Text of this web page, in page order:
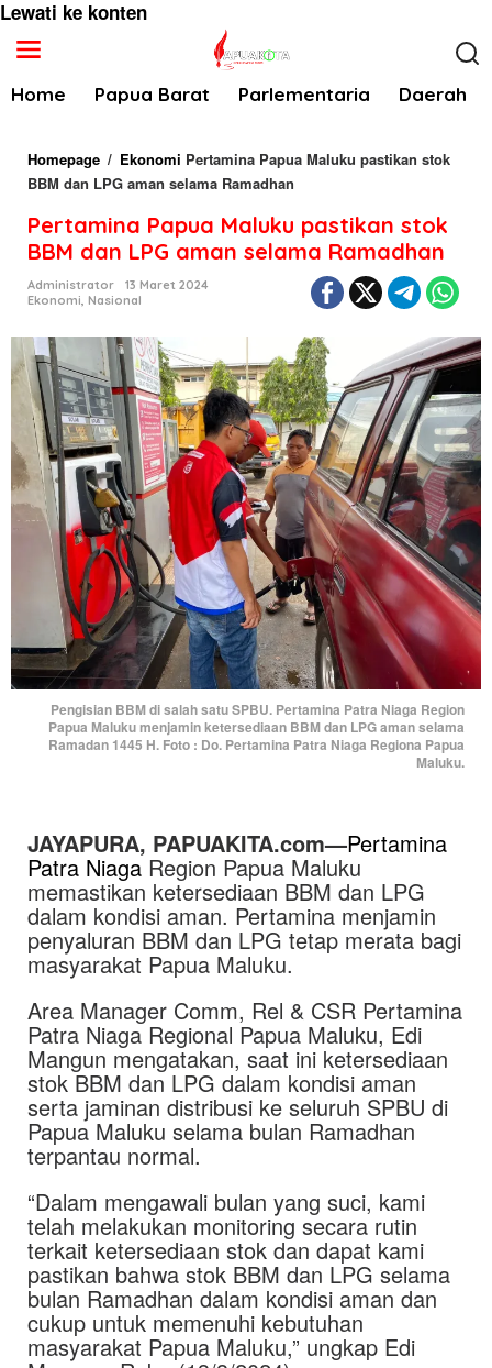
Lewati ke konten
Home Papua Barat Parlementaria Daerah
Homepage / Ekonomi Pertamina Papua Maluku pastikan stok
BBM dan LPG aman selama Ramadhan
Pertamina Papua Maluku pastikan stok
BBM dan LPG aman selama Ramadhan
Administrator
13 Maret 2024
Ekonomi, Nasional
Pengisian BBM di salah satu SPBU. Pertamina Patra Niaga Region
Papua Maluku menjamin ketersediaan BBM dan LPG aman selama
Ramadan 1445 H. Foto : Do. Pertamina Patra Niaga Regiona Papua
Maluku.
JAYAPURA, PAPUAKITA.com—Pertamina
Patra Niaga Region Papua Maluku
memastikan ketersediaan BBM dan LPG
dalam kondisi aman. Pertamina menjamin
penyaluran BBM dan LPG tetap merata bagi
masyarakat Papua Maluku.
Area Manager Comm, Rel & CSR Pertamina
Patra Niaga Regional Papua Maluku, Edi
Mangun mengatakan, saat ini ketersediaan
stok BBM dan LPG dalam kondisi aman
serta jaminan distribusi ke seluruh SPBU di
Papua Maluku selama bulan Ramadhan
terpantau normal.
“Dalam mengawali bulan yang suci, kami
telah melakukan monitoring secara rutin
terkait ketersediaan stok dan dapat kami
pastikan bahwa stok BBM dan LPG selama
bulan Ramadhan dalam kondisi aman dan
cukup untuk memenuhi kebutuhan
masyarakat Papua Maluku,” ungkap Edi